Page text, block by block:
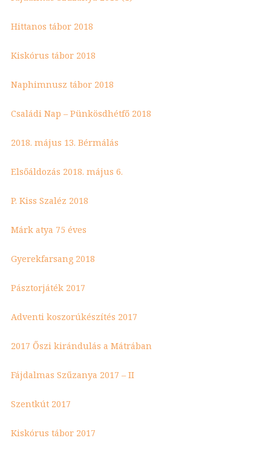
Hittanos tábor 2018
Kiskórus tábor 2018
Naphimnusz tábor 2018
Családi Nap – Pünkösdhétfő 2018
2018. május 13. Bérmálás
Elsőáldozás 2018. május 6.
P. Kiss Szaléz 2018
Márk atya 75 éves
Gyerekfarsang 2018
Pásztorjáték 2017
Adventi koszorúkészítés 2017
2017 Őszi kirándulás a Mátrában
Fájdalmas Szűzanya 2017 – II
Szentkút 2017
Kiskórus tábor 2017